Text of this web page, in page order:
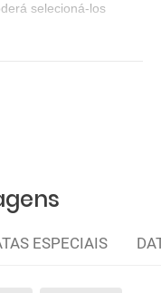
selecioná-los
ESPECIAIS